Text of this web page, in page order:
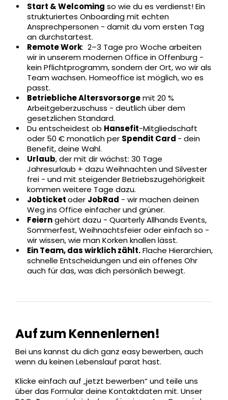
Start & Welcoming so wie du es verdienst! Ein
strukturiertes Onboarding mit echten
Ansprechpersonen - damit du vom ersten Tag
an durchstartest.
Remote Work: 2–3 Tage pro Woche arbeiten
wir in unserem modernen Office in Offenburg -
kein Pflichtprogramm, sondern der Ort, wo wir als
Team wachsen. Homeoffice ist möglich, wo es
passt.
Betriebliche Altersvorsorgemit 20 %
Arbeitgeberzuschuss - deutlich über dem
gesetzlichen Standard.
Du entscheidest ob Hansefit-Mitgliedschaft
oder 50 € monatlich per Spendit Card - dein
Benefit, deine Wahl.
Urlaub, der mit dir wächst: 30 Tage
Jahresurlaub + dazu Weihnachten und Silvester
frei - und mit steigender Betriebszugehörigkeit
kommen weitere Tage dazu.
Jobticketoder JobRad - wir machen deinen
Weg ins Office einfacher und grüner.
Feierngehört dazu - Quarterly Allhands Events,
Sommerfest, Weihnachtsfeier oder einfach so -
wir wissen, wie man Korken knallen lässt.
Ein Team, das wirklich zählt.Flache Hierarchien,
schnelle Entscheidungen und ein offenes Ohr
auch für das, was dich persönlich bewegt.
Auf zum Kennenlernen!
Bei uns kannst du dich ganz easy bewerben, auch
wenn du keinen Lebenslauf parat hast.
Klicke einfach auf „jetzt bewerben“ und teile uns
über das Formular deine Kontaktdaten mit. Unser